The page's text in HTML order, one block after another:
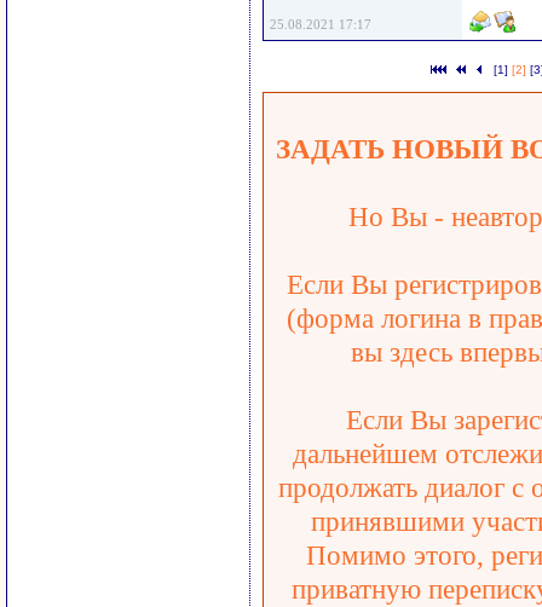
25.08.2021 17:17
[1] [2]
ЗАДАТЬ НОВЫЙ
Но Вы -
Если Вы
(форма логина в
вы здесь
Если Вы
дальнейшем
продолжать диалог с
принявшими
Помимо этого,
приватную